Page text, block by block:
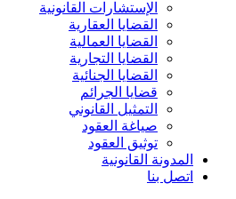
الإستشارات القانونية
القضايا العقارية
القضايا العمالية
القضايا التجارية
القضايا الجنائية
قضايا الجرائم
التمثيل القانوني
صياغة العقود
توثيق العقود
المدونة القانونية
اتصل بنا